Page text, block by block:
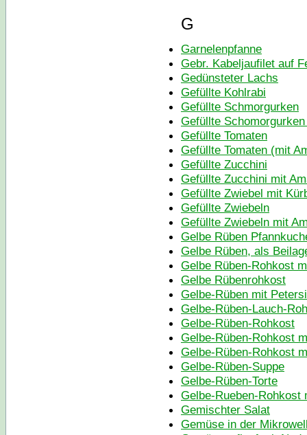
G
Garnelenpfanne
Gebr. Kabeljaufilet auf
Gedünsteter Lachs
Gefüllte Kohlrabi
Gefüllte Schmorgurken
Gefüllte
Gefüllte Tomaten
Gefüllte Tomaten (mit
Gefüllte Zucchini
Gefüllte Zucchini mit
Gefüllte Zwiebel mit
Gefüllte Zwiebeln
Gefüllte Zwiebeln mit
Gelbe Rüben
Gelbe Rüben, als
Gelbe Rüben-Rohkost
Gelbe Rübenrohkost
Gelbe-Rüben mit
Gelbe-Rüben-Lauch-
Gelbe-Rüben-Rohkost
Gelbe-Rüben-Rohkost
Gelbe-Rüben-Rohkost
Gelbe-Rüben-Suppe
Gelbe-Rüben-Torte
Gelbe-Rueben-Rohkost
Gemischter Salat
Gemüse in der